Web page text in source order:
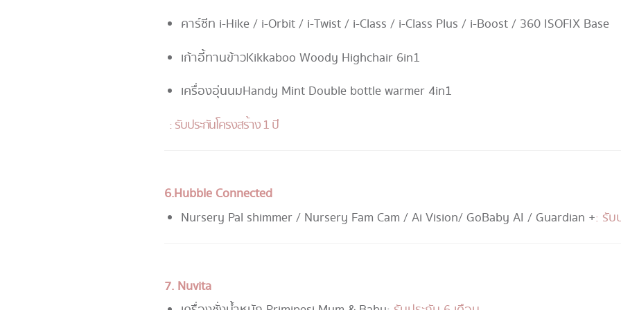
คาร์ซีท i-Hike / i-Orbit / i-Twist / i-Class / i-Class Plus / i-Boost / 360 ISOFIX Base
เก้าอี้ทานข้าว Kikkaboo Woody Highchair 6in1
เครื่องอุ่นนม Handy Mint Double bottle warmer 4in1
: รับประกันโครงสร้าง 1 ปี
6. Hubble Connected
Nursery Pal shimmer / Nursery Fam Cam / Ai Vision / GoBaby AI / Guardian +: รับ
7. Nuvita